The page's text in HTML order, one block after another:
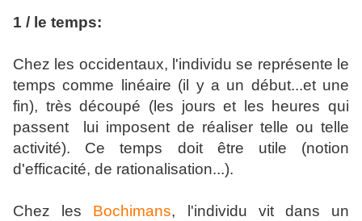
1 / le temps:
Chez les occidentaux, l'individu se représente le
temps comme linéaire (il y a un début...et une
fin), très découpé (les jours et les heures qui
passent lui imposent de réaliser telle ou telle
activité). Ce temps doit être utile (notion
d'efficacité, de rationalisation...).
Chez les Bochimans, l'individu vit dans un